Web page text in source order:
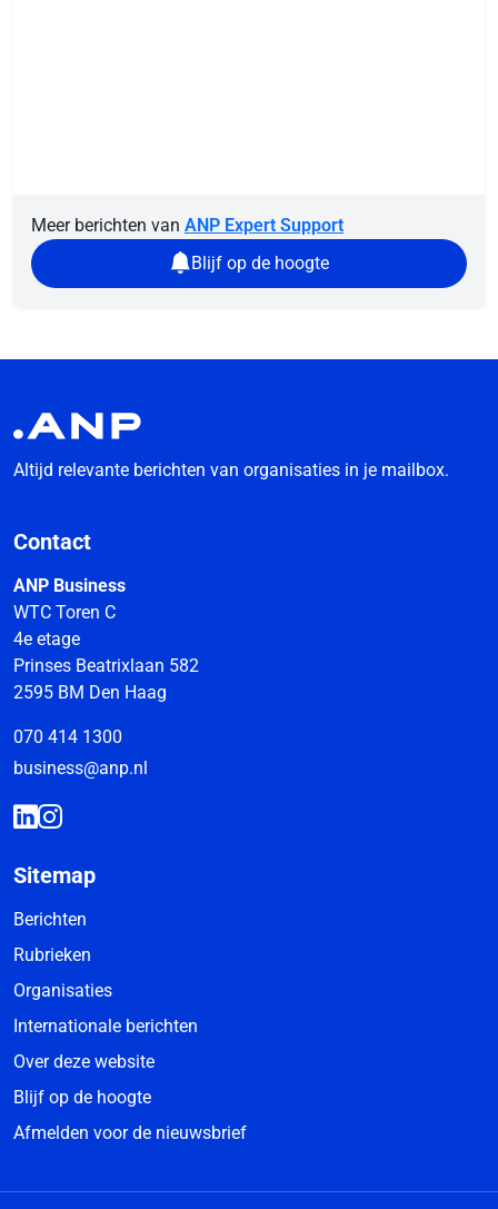
Meer berichten van ANP Expert Support
Blijf op de hoogte
Altijd relevante berichten van organisaties in je mailbox.
Contact
ANP Business
WTC Toren C
4e etage
Prinses Beatrixlaan 582
2595 BM Den Haag
070 414 1300
business@anp.nl
Sitemap
Berichten
Rubrieken
Organisaties
Internationale berichten
Over deze website
Blijf op de hoogte
Afmelden voor de nieuwsbrief